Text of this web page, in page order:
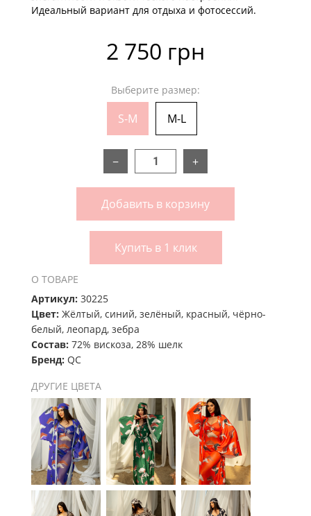
Идеальный вариант для отдыха и фотосессий.
2 750 грн
Выберите размер:
S-M M-L
− +
Добавить в корзину
Купить в 1 клик
О ТОВАРЕ
Артикул: 30225
Цвет: Жёлтый, синий, зелёный, красный, чёрно-
белый, леопард, зебра
Состав: 72% вискоза, 28% шелк
Бренд: QC
ДРУГИЕ ЦВЕТА